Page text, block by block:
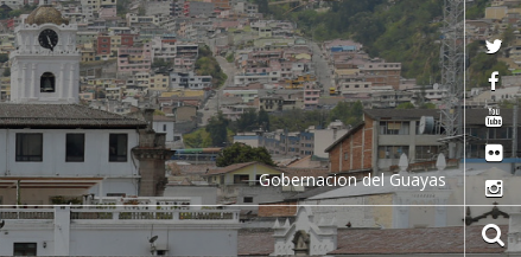
Gobernacion del Guayas